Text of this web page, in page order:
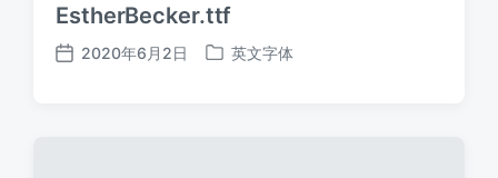
EstherBecker.ttf
发
2020年6月2日
发
英文字体